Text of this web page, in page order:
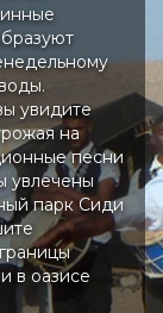
увидите
на
песни
увлечены
парк Сиди
в оазисе